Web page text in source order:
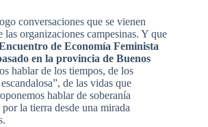
conversaciones que se vienen
las organizaciones campesinas. Y que
de Economía Feminista
en la provincia de Buenos
hablar de los tiempos, de los
de las vidas que
hablar de soberanía
la tierra desde una mirada